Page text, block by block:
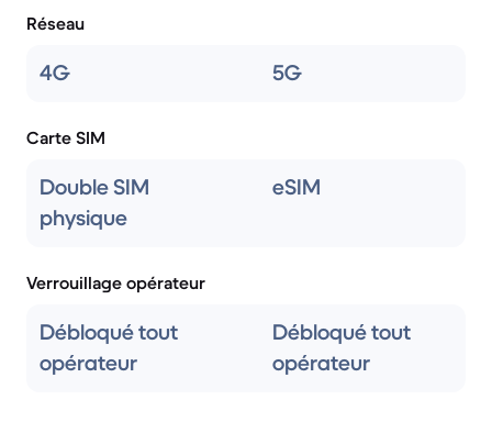
Réseau
4G 5G
Carte SIM
Double SIM
physique
eSIM
Verrouillage opérateur
Débloqué tout
opérateur
Débloqué tout
opérateur